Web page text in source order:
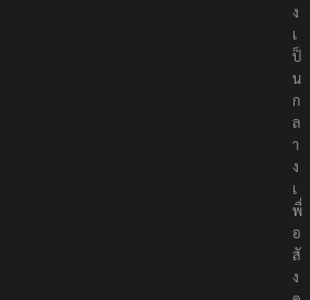
อ
ง
เ
ป็
น
ก
ล
า
ง
เ
พื่
อ
สั